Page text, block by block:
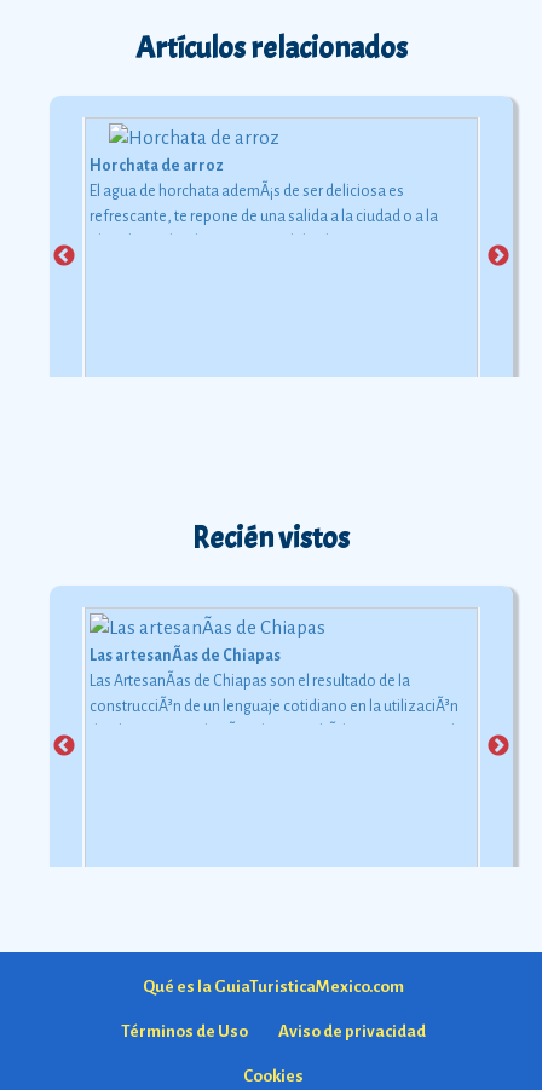
Artículos relacionados
Horchata de arroz
El agua de horchata ademÃ¡s de ser deliciosa es
refrescante, te repone de una salida a la ciudad o a la
Recién vistos
Las artesanÃ­as de Chiapas
Las ArtesanÃ­as de Chiapas son el resultado de la
construcciÃ³n de un lenguaje cotidiano en la utilizaciÃ³n
Qué es la GuiaTuristicaMexico.com
Términos de Uso Aviso de privacidad
Cookies